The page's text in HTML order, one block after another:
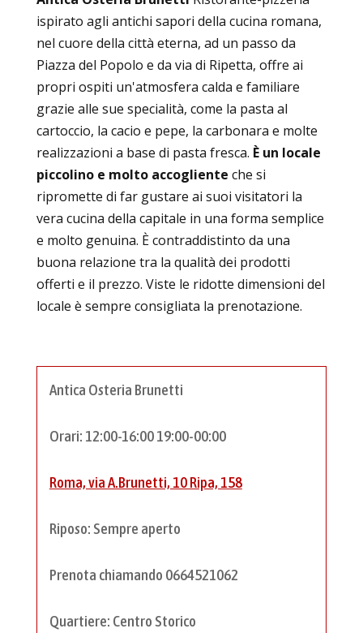
ispirato agli antichi sapori della cucina romana,
nel cuore della città eterna, ad un passo da
Piazza del Popolo e da via di Ripetta, offre ai
propri ospiti un'atmosfera calda e familiare
grazie alle sue specialità, come la pasta al
cartoccio, la cacio e pepe, la carbonara e molte
realizzazioni a base di pasta fresca. È un locale
piccolino e molto accogliente che si
ripromette di far gustare ai suoi visitatori la
vera cucina della capitale in una forma semplice
e molto genuina. È contraddistinto da una
buona relazione tra la qualità dei prodotti
offerti e il prezzo. Viste le ridotte dimensioni del
locale è sempre consigliata la prenotazione.
Antica Osteria Brunetti
Orari: 12:00-16:00 19:00-00:00
Roma, via A.Brunetti, 10 Ripa, 158
Riposo: Sempre aperto
Prenota chiamando 0664521062
Quartiere: Centro Storico